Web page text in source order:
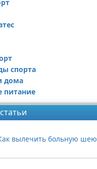
спорта
дома
питание
вылечить больную шею